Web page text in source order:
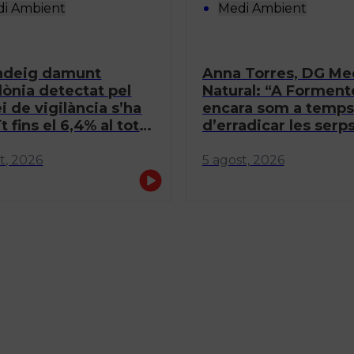
Ambient
damunt
detectat pel
de vigilància s’ha
fins el 6,4% al total
2026
Medi Ambient
Anna Torres, DG
Natural: “A
encara som a temps
d’erradicar les
5 agost, 2026